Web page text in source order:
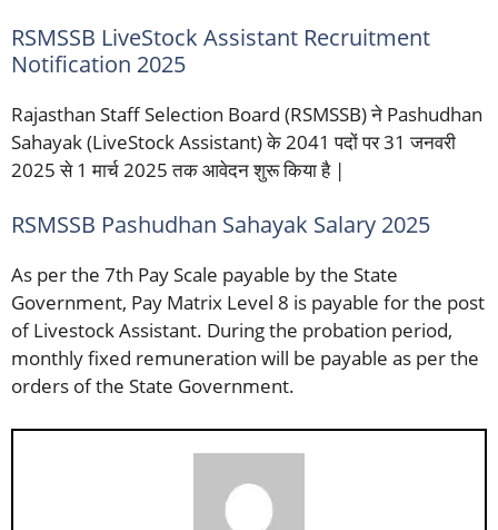
RSMSSB LiveStock Assistant Recruitment
Notification 2025
Rajasthan Staff Selection Board (RSMSSB) ने Pashudhan
Sahayak (LiveStock Assistant) के 2041 पदों पर 31 जनवरी
2025 से 1 मार्च 2025 तक आवेदन शुरू किया है |
RSMSSB Pashudhan Sahayak Salary 2025
As per the 7th Pay Scale payable by the State
Government, Pay Matrix Level 8 is payable for the post
of Livestock Assistant. During the probation period,
monthly fixed remuneration will be payable as per the
orders of the State Government.